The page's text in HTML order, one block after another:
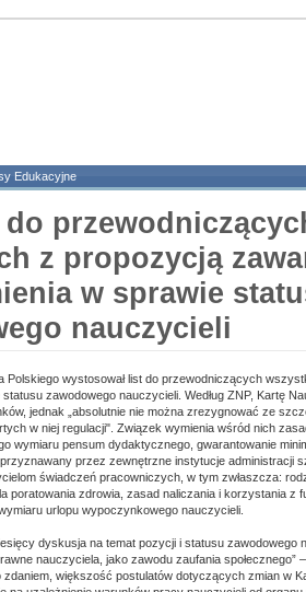
Edukacyjne
do
z propozycją
w sprawie
nauczycieli
Polskiego wystosował list do przewodniczących
zawodowego nauczycieli. Według ZNP, Kartę
jednak „absolutnie nie można zrezygnować ze
w niej regulacji". Związek wymienia wśród nich
wymiaru pensum dydaktycznego, gwarantowanie
przez zewnętrzne instytucje administracji
świadczeń pracowniczych, w tym zwłaszcza:
poratowania zdrowia, zasad naliczania i korzystania z
urlopu wypoczynkowego nauczycieli.
dyskusja na temat pozycji i statusu
nauczyciela, jako zawodu zaufania społecznego”
zdaniem, większość postulatów dotyczących zmian w